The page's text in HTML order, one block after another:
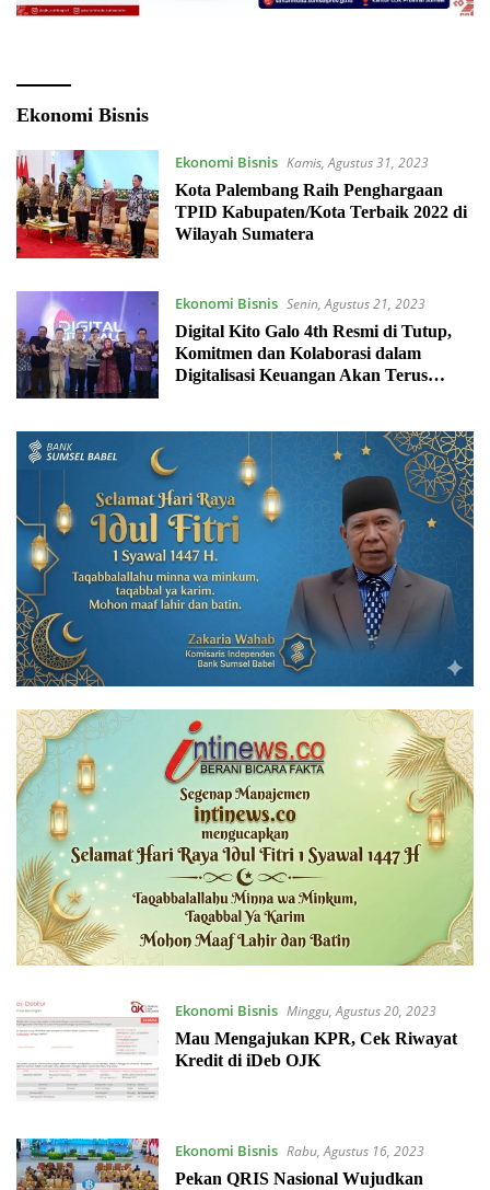
Ekonomi Bisnis
Ekonomi Bisnis Kamis, Agustus 31, 2023
Kota Palembang Raih Penghargaan
TPID Kabupaten/Kota Terbaik 2022 di
Wilayah Sumatera
Ekonomi Bisnis Senin, Agustus 21, 2023
Digital Kito Galo 4th Resmi di Tutup,
Komitmen dan Kolaborasi dalam
Digitalisasi Keuangan Akan Terus
Ekonomi Bisnis Minggu, Agustus 20, 2023
Mau Mengajukan KPR, Cek Riwayat
Kredit di iDeb OJK
Ekonomi Bisnis Rabu, Agustus 16, 2023
Pekan QRIS Nasional Wujudkan